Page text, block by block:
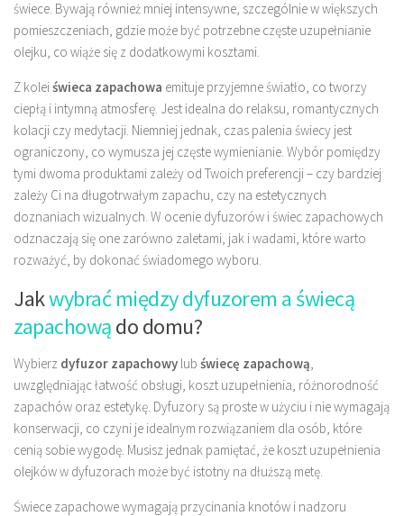
świece. Bywają również mniej intensywne, szczególnie w większych
pomieszczeniach, gdzie może być potrzebne częste uzupełnianie
olejku, co wiąże się z dodatkowymi kosztami.
Z koleiświeca zapachowa emituje przyjemne światło, co tworzy
ciepłą i intymną atmosferę. Jest idealna do relaksu, romantycznych
kolacji czy medytacji. Niemniej jednak, czas palenia świecy jest
ograniczony, co wymusza jej częste wymienianie. Wybór pomiędzy
tymi dwoma produktami zależy od Twoich preferencji – czy bardziej
zależy Ci na długotrwałym zapachu, czy na estetycznych
doznaniach wizualnych. W ocenie dyfuzorów i świec zapachowych
odznaczają się one zarówno zaletami, jak i wadami, które warto
rozważyć, by dokonać świadomego wyboru.
Jakwybrać między dyfuzorem a świecą
zapachowądo domu?
Wybierz dyfuzor zapachowy lub świecę zapachową
uwzględniając łatwość obsługi, koszt uzupełnienia, różnorodność
zapachów oraz estetykę. Dyfuzory są proste w użyciu i nie wymagają
konserwacji, co czyni je idealnym rozwiązaniem dla osób, które
cenią sobie wygodę. Musisz jednak pamiętać, że koszt uzupełnienia
olejków w dyfuzorach może być istotny na dłuższą metę.
Świece zapachowe wymagają przycinania knotów i nadzoru